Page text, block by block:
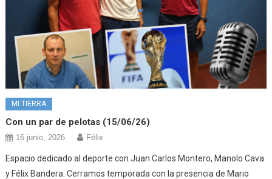
MI TIERRA
Con un par de pelotas (15/06/26)
16 junio, 2026 Félix
Espacio dedicado al deporte con Juan Carlos Montero, Manolo Cava
y Félix Bandera. Cerramos temporada con la presencia de Mario